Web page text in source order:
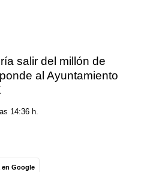
salir del millón de
al Ayuntamiento
14:36 h.
en Google